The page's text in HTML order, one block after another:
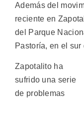
Además del
reciente en
del Parque
Pastoría, en el sur
Zapotalito ha
sufrido una serie
de problemas